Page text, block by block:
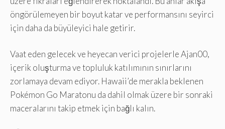
öngörülemeyen bir boyut katar ve performansını seyirci
için daha da büyüleyici hale getirir.
Vaat eden gelecek ve heyecan verici projelerle Ajan00,
içerik oluşturma ve topluluk katılımının sınırlarını
zorlamaya devam ediyor. Hawaii’de merakla beklenen
Pokémon Go Maratonu da dahil olmak üzere bir sonraki
maceralarını takip etmek için bağlı kalın.